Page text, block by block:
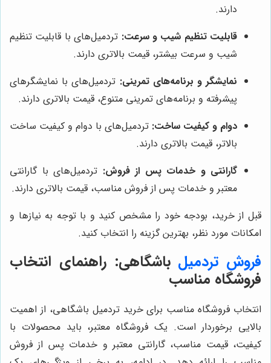
دارند.
قابلیت تنظیم شیب و سرعت: تردمیل‌های با قابلیت تنظیم
شیب و سرعت بیشتر، قیمت بالاتری دارند.
نمایشگر و برنامه‌های تمرینی: تردمیل‌های با نمایشگرهای
پیشرفته و برنامه‌های تمرینی متنوع، قیمت بالاتری دارند.
دوام و کیفیت ساخت: تردمیل‌های با دوام و کیفیت ساخت
بالاتر، قیمت بالاتری دارند.
گارانتی و خدمات پس از فروش: تردمیل‌های با گارانتی
معتبر و خدمات پس از فروش مناسب، قیمت بالاتری دارند.
قبل از خرید، بودجه خود را مشخص کنید و با توجه به نیازها و
امکانات مورد نظر، بهترین گزینه را انتخاب کنید.
فروش تردمیل باشگاهی: راهنمای انتخاب
فروشگاه مناسب
انتخاب فروشگاه مناسب برای خرید تردمیل باشگاهی، از اهمیت
بالایی برخوردار است. یک فروشگاه معتبر، باید محصولات با
کیفیت، قیمت مناسب، گارانتی معتبر و خدمات پس از فروش